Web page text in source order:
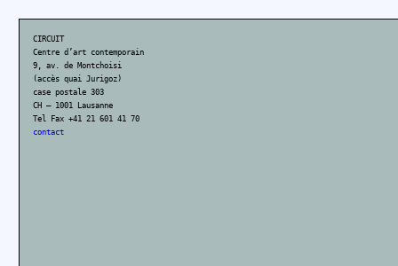
CIRCUIT
Centre d’art contemporain
9, av. de Montchoisi
(accès quai Jurigoz)
case postale 303
CH – 1001 Lausanne
Tel Fax +41 21 601 41 70
contact